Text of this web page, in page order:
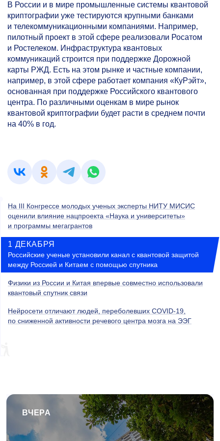
В России и в мире промышленные системы квантовой
криптографии уже тестируются крупными банками
и телекоммуникационными компаниями. Например,
пилотный проект в этой сфере реализовали Росатом
и Ростелеком. Инфраструктура квантовых
коммуникаций строится при поддержке Дорожной
карты РЖД. Есть на этом рынке и частные компании,
например, в этой сфере работает компания «КуРэйт»,
основанная при поддержке Российского квантового
центра. По различными оценкам в мире рынок
квантовой криптографии будет расти в среднем почти
на 40% в год.
На III Конгрессе молодых ученых эксперты НИТУ МИСИС
оценили влияние нацпроекта «Наука и университеты»
и программы мегагрантов
1 ДЕКАБРЯ
Российские ученые установили канал с квантовой защитой
между Россией и Китаем с помощью спутника
Физики из России и Китая впервые совместно использовали
квантовый спутник связи
Нейросети отличают людей, переболевших COVID-19,
по сниженной активности речевого центра мозга на ЭЭГ
ВЧЕРА